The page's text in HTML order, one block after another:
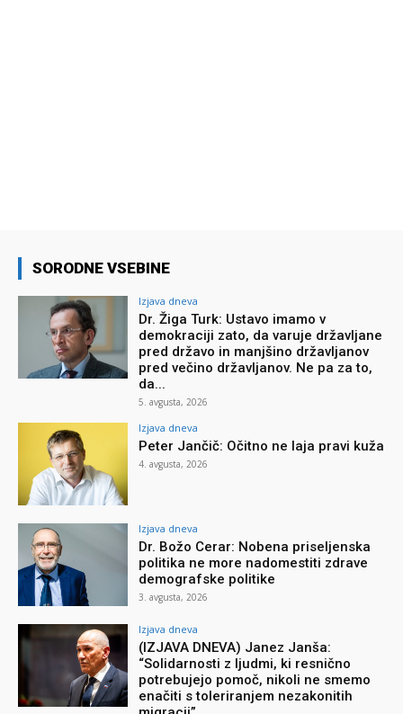
SORODNE VSEBINE
Izjava dneva
Dr. Žiga Turk: Ustavo imamo v
demokraciji zato, da varuje državljane
pred državo in manjšino državljanov
pred večino državljanov. Ne pa za to,
da...
5. avgusta, 2026
Izjava dneva
Peter Jančič: Očitno ne laja pravi kuža
4. avgusta, 2026
Izjava dneva
Dr. Božo Cerar: Nobena priseljenska
politika ne more nadomestiti zdrave
demografske politike
3. avgusta, 2026
Izjava dneva
(IZJAVA DNEVA) Janez Janša:
“Solidarnosti z ljudmi, ki resnično
potrebujejo pomoč, nikoli ne smemo
enačiti s toleriranjem nezakonitih